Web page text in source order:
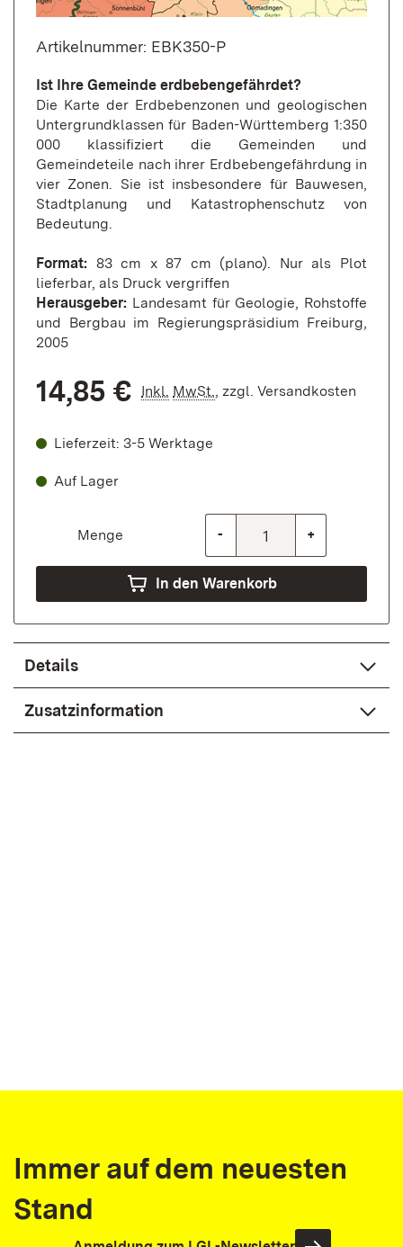
Artikelnummer: EBK350-P
Ist Ihre Gemeinde erdbebengefährdet?
Die Karte der Erdbebenzonen und geologischen
Untergrundklassen für Baden-Württemberg 1:350
000 klassifiziert die Gemeinden und
Gemeindeteile nach ihrer Erdbebengefährdung in
vier Zonen. Sie ist insbesondere für Bauwesen,
Stadtplanung und Katastrophenschutz von
Bedeutung.
Format: 83 cm x 87 cm (plano). Nur als Plot
lieferbar, als Druck vergriffen
Herausgeber: Landesamt für Geologie, Rohstoffe
und Bergbau im Regierungspräsidium Freiburg,
2005
14,85 € Inkl. MwSt. zzgl. Versandkosten
Lieferzeit: 3-5 Werktage
Auf Lager
Menge - +
In den Warenkorb
Details
Zusatzinformation
Immer auf dem neuesten
Stand